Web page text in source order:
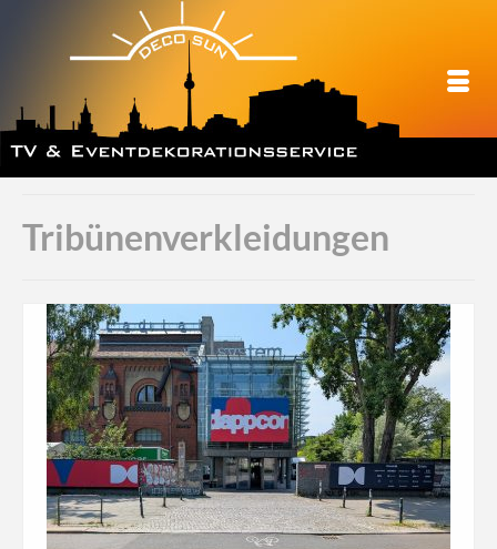
Tribünenverkleidungen